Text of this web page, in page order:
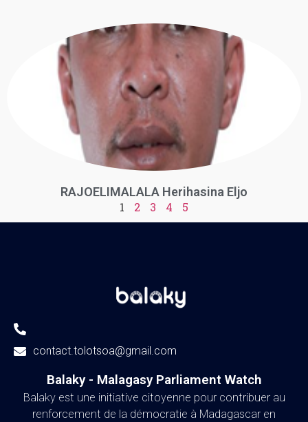
RAJOELIMALALA Herihasina Eljo
1
2 3 4 5
contact.tolotsoa@gmail.com
Balaky - Malagasy Parliament Watch​
Balaky est une initiative citoyenne pour contribuer au
renforcement de la démocratie à Madagascar en